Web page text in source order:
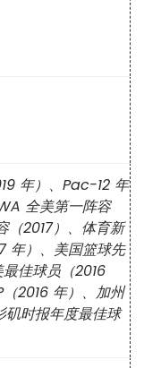
年）、Pac-12 年
全美第一阵容
（2017）、体育新
年）、美国篮球先
佳球员（2016
2016 年）、加州
矶时报年度最佳球